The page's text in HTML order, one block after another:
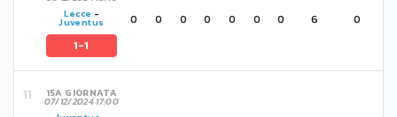
Lecce -
Juventus
1-1
0 0 0 0 0 0 0 6 0
15A GIORNATA
07/12/2024 17:00